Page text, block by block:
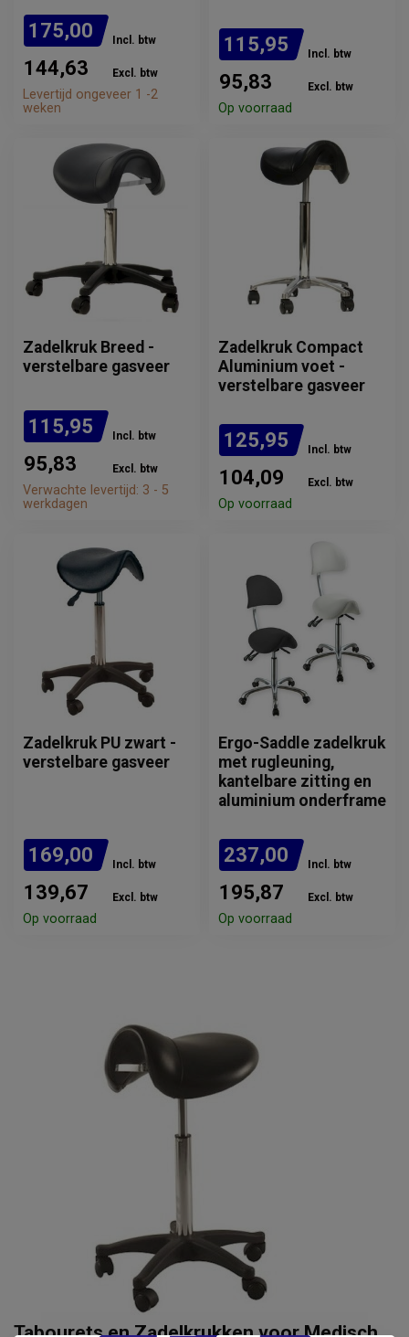
175,00 Incl. btw
144,63 Excl. btw
Levertijd ongeveer 1 -2
weken
115,95 Incl. btw
95,83 Excl. btw
Op voorraad
Zadelkruk Breed -
verstelbare gasveer
115,95 Incl. btw
95,83 Excl. btw
Verwachte levertijd: 3 - 5
werkdagen
Zadelkruk Compact
Aluminium voet -
verstelbare gasveer
125,95 Incl. btw
104,09 Excl. btw
Op voorraad
Zadelkruk PU zwart -
verstelbare gasveer
169,00 Incl. btw
139,67 Excl. btw
Op voorraad
Ergo-Saddle zadelkruk
met rugleuning,
kantelbare zitting en
aluminium onderframe
237,00 Incl. btw
195,87 Excl. btw
Op voorraad
Tabourets en Zadelkrukken voor Medisch